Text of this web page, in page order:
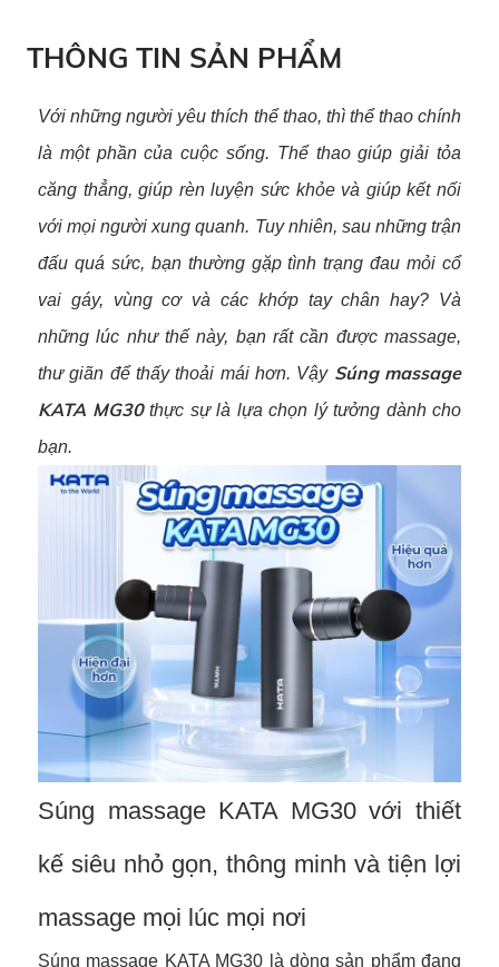
THÔNG TIN SẢN PHẨM
Với những người yêu thích thể thao, thì thể thao chính
là một phần của cuộc sống. Thể thao giúp giải tỏa
căng thẳng, giúp rèn luyện sức khỏe và giúp kết nối
với mọi người xung quanh. Tuy nhiên, sau những trận
đấu quá sức, bạn thường gặp tình trạng đau mỏi cổ
vai gáy, vùng cơ và các khớp tay chân hay? Và
những lúc như thế này, bạn rất cần được massage,
thư giãn để thấy thoải mái hơn. Vậy Súng massage
KATA MG30thực sự là lựa chọn lý tưởng dành cho
bạn.
Súng massage KATA MG30 với thiết
kế siêu nhỏ gọn, thông minh và tiện lợi
massage mọi lúc mọi nơi
Súng massage KATA MG30 là dòng sản phẩm đang